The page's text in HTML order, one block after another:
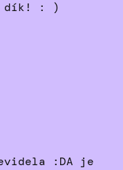
dík! : )
:DA je